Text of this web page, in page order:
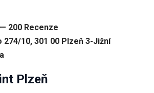
200 Recenze
10, 301 00 Plzeň 3-Jižní
Plzeň